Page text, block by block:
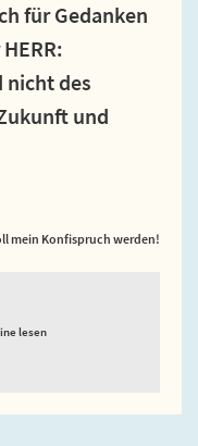
für Gedanken
nicht des
und
mein Konfispruch werden!
lesen